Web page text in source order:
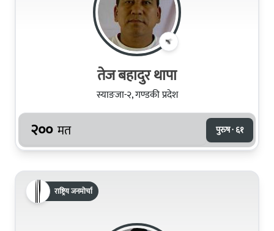
तेज बहादुर थापा
स्याङजा-२, गण्डकी प्रदेश
२०० मत पुरुष · ६१
राष्ट्रिय जनमोर्चा